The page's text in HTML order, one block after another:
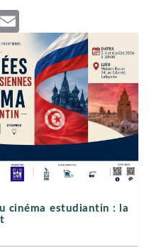
cinéma estudiantin : la